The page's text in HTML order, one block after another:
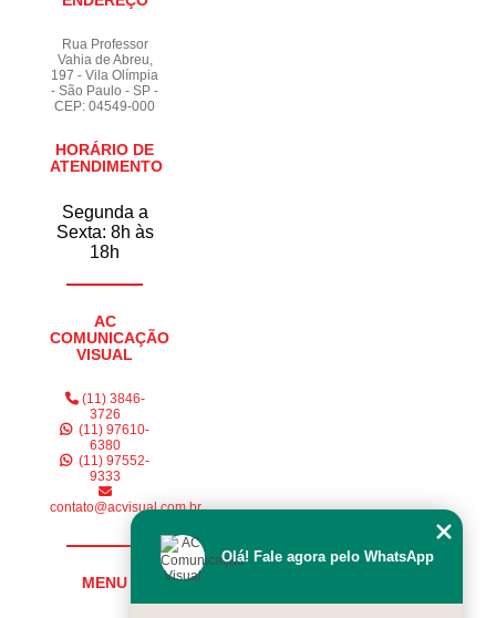
Rua Professor
Vahia de Abreu,
197 - Vila Olímpia
- São Paulo - SP -
CEP: 04549-000
HORÁRIO DE
ATENDIMENTO
Segunda a
Sexta: 8h às
18h
AC
COMUNICAÇÃO
VISUAL
(11) 3846-
3726
(11) 97610-
6380
(11) 97552-
9333
contato@acvisual.com.br
MENU
Olá! Fale agora pelo WhatsApp